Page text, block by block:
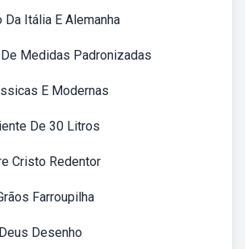
Da Itália E Alemanha
Medidas Padronizadas
E Modernas
De 30 Litros
Cristo Redentor
Farroupilha
Desenho